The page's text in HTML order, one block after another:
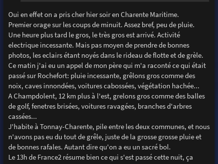
Oui en effet on a pris cher hier soir en Charente Maritime.
Premier orage sur les coups de minuit. Assez bref, peu de pluie.
Une heure plus tard le gros, le très gros est arrivé. Activité
electrique incessante. Mais pas moyen de prendre de bonnes
photos, les eclairs étant noyés dans le rideau de flotte et de grèle.
Ce matin j'ai eu un appel de mon père qui m'a raconté ce qui était
passé sur Rochefort: pluie incessante, grêlons gros comme des
noix, caves innondées, voitures cabossées, végétation hachée...
A Champdolent, 12 km plus à l'est, grelons gros comme des balles
de golf, fenetres brisées, voitures ravagées, branches d'arbres
cassées...
J'habite à Tonnay-Charente, pile entre les deux communes, et nous
n'avons pas eu du tout de grêle, juste de la grosse grosse pluie et
de bonnes rafales. Autant dire qu'on a eu un sacré bol.
Le 13h de France2 résume bien ce qui s'est passé cette nuit, ça